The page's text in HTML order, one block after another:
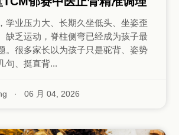
学业压力大、长期久坐低头、坐姿歪
缺乏运动，脊柱侧弯已经成为孩子最
。很多家长以为孩子只是驼背、姿势
句、挺直背...
· 06 月 04, 2026